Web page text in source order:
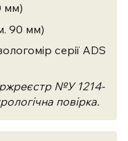
мм)
90 мм)
серії ADS
№У 1214-
повірка.